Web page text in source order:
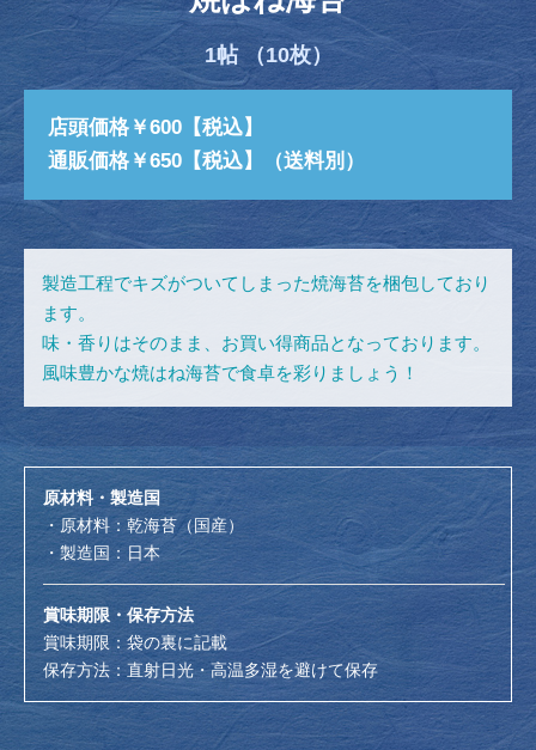
1帖 （10枚）
店頭価格￥600【税込】
通販価格￥650【税込】（送料別）
製造工程でキズがついてしまった焼海苔を梱包しており
ます。
味・香りはそのまま、お買い得商品となっております。
風味豊かな焼はね海苔で食卓を彩りましょう！
原材料・製造国
・原材料：乾海苔（国産）
・製造国：日本
賞味期限・保存方法
賞味期限：袋の裏に記載
保存方法：直射日光・高温多湿を避けて保存